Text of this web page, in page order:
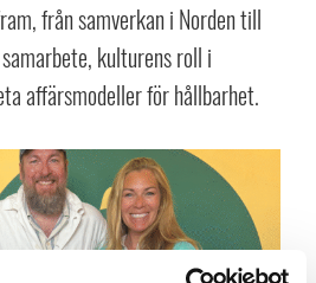
från samverkan i Norden till
kulturens roll i
affärsmodeller för hållbarhet.